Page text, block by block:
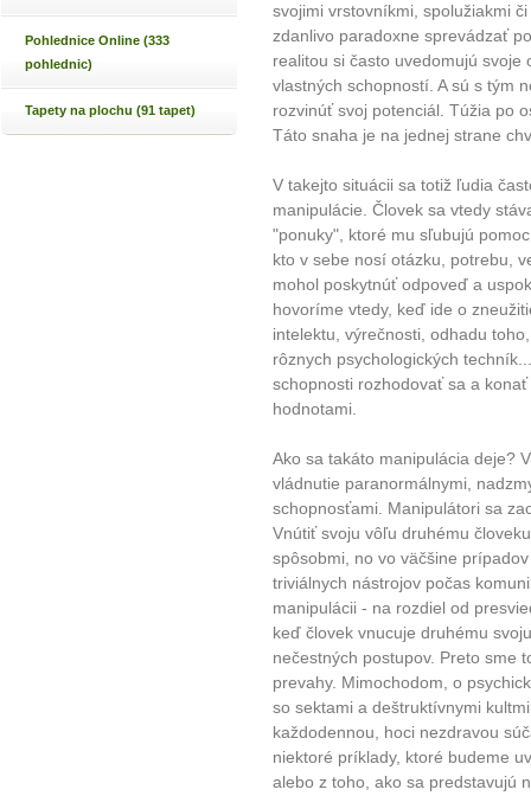
Pohlednice Online (333
pohlednic)
Tapety na plochu (91 tapet)
svojimi vrstovníkmi, spolužiakmi
zdanlivo paradoxne sprevádzať
realitou si často uvedomujú
vlastných schopností. A sú s tým
rozvinúť svoj potenciál. Túžia po
Táto snaha je na jednej strane
V takejto situácii sa totiž ľudia
manipulácie. Človek sa vtedy
"ponuky", ktoré mu sľubujú
kto v sebe nosí otázku, potrebu,
mohol poskytnúť odpoveď a
hovoríme vtedy, keď ide o
intelektu, výrečnosti, odhadu
rôznych psychologických
schopnosti rozhodovať sa a
hodnotami.
Ako sa takáto manipulácia deje?
vládnutie paranormálnymi,
schopnosťami. Manipulátori sa
Vnútiť svoju vôľu druhému
spôsobmi, no vo väčšine
triviálnych nástrojov počas
manipulácii - na rozdiel od
keď človek vnucuje druhému
nečestných postupov. Preto sme
prevahy. Mimochodom, o
so sektami a deštruktívnymi
každodennou, hoci nezdravou
niektoré príklady, ktoré budeme
alebo z toho, ako sa predstavujú